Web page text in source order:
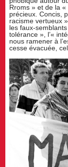
Rroms » et de la
précieux. Concis,
racisme vertueux
les faux-semblants
tolérance », l’«
nous ramener à
cesse évacuée,